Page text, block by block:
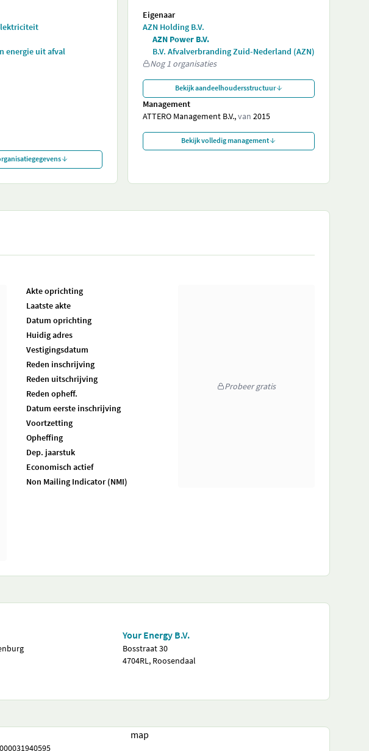
energie uit afval
Eigenaar
AZN Holding B.V.
AZN Power B.V.
B.V. Afvalverbranding Zuid-Nederland (AZN)
Nog 1 organisaties
Bekijk aandeelhoudersstructuur
Management
ATTERO Management B.V.,van 2015
Bekijk volledig management
Akte oprichting
Laatste akte
Datum oprichting
Huidig adres
Vestigingsdatum
Reden inschrijving
Reden uitschrijving
Reden opheff.
Datum eerste inschrijving
Voortzetting
Opheffing
Dep. jaarstuk
Economisch actief
Non Mailing Indicator (NMI)
Probeer gratis
Your Energy B.V.
Bosstraat 30
4704RL, Roosendaal
000031940595
map